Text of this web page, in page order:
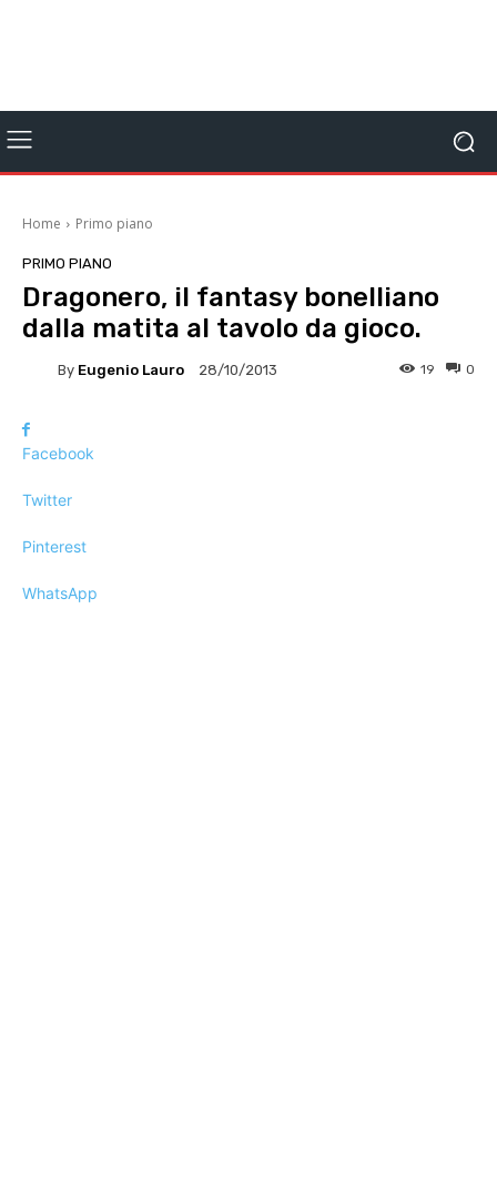
Home Primo piano
PRIMO PIANO
Dragonero, il fantasy bonelliano
dalla matita al tavolo da gioco.
By Eugenio Lauro 28/10/2013 0
19
Facebook
Twitter
Pinterest
WhatsApp